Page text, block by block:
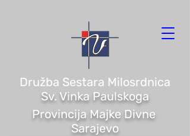
Družba Sestara Milosrdnica
Sv. Vinka Paulskoga
Provincija Majke Divne
Sarajevo